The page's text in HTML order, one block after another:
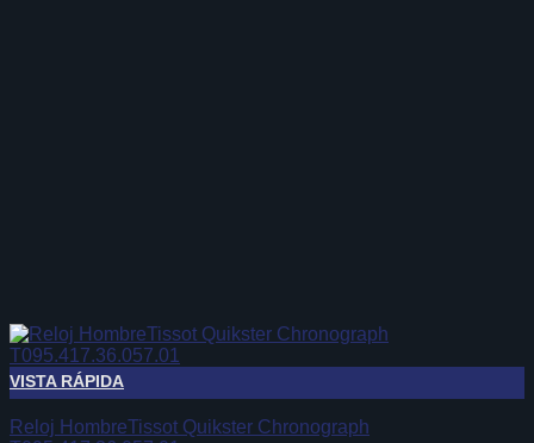
VISTA RÁPIDA
Reloj HombreTissot Quikster Chronograph